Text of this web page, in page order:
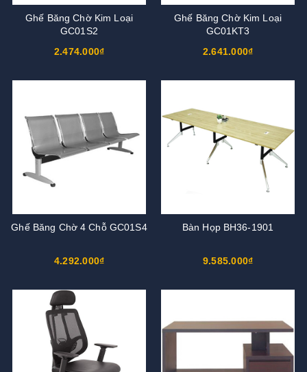
Ghế Băng Chờ Kim Loại
GC01S2
2.474.000₫
Ghế Băng Chờ Kim Loại
GC01KT3
2.641.000₫
Ghế Băng Chờ 4 Chỗ GC01S4
4.292.000₫
Bàn Họp BH36-1901
9.585.000₫